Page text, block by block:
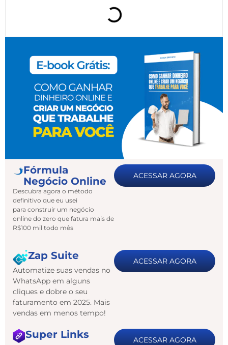
Fórmula
Negócio Online
Descubra agora o método
definitivo que eu usei
para construir um negócio
online do zero que fatura mais de
R$100 mil todo mês
ACESSAR AGORA
Zap Suite
Automatize suas vendas no
WhatsApp em alguns
cliques e dobre o seu
faturamento em 2025. Mais
vendas em menos tempo!
ACESSAR AGORA
Super Links ACESSAR AGORA